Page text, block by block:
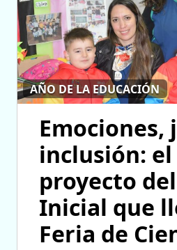
AÑO DE LA EDUCACIÓN
Emociones,
inclusión: el
proyecto
Inicial que
Feria de